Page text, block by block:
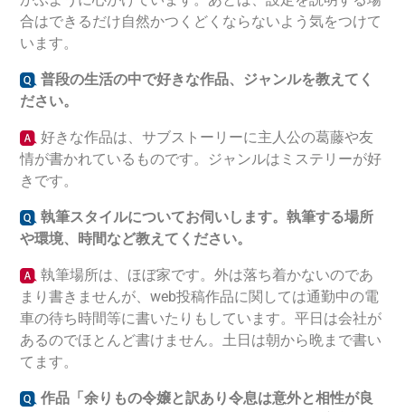
合はできるだけ自然かつくどくならないよう気をつけて
います。
普段の生活の中で好きな作品、ジャンルを教えてく
ださい。
好きな作品は、サブストーリーに主人公の葛藤や友
情が書かれているものです。ジャンルはミステリーが好
きです。
執筆スタイルについてお伺いします。執筆する場所
や環境、時間など教えてください。
執筆場所は、ほぼ家です。外は落ち着かないのであ
まり書きませんが、web投稿作品に関しては通勤中の電
車の待ち時間等に書いたりもしています。平日は会社が
あるのでほとんど書けません。土日は朝から晩まで書い
てます。
作品「余りもの令嬢と訳あり令息は意外と相性が良